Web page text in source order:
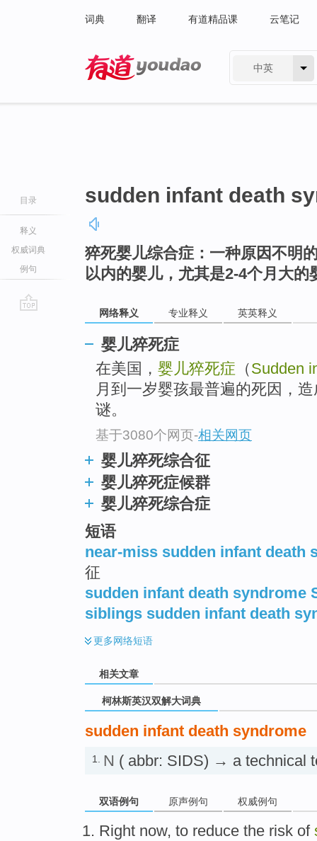
词典 翻译 有道精品课 云笔记
中英
目录
释义
权威词典
例句
sudden infant death
猝死婴儿综合症：一种原因不明
以内的婴儿，尤其是2-4个月大的
网络释义 专业释义 英英释义
婴儿猝死症
在美国， 婴儿猝死症 （Sudden
月到一岁婴孩最普遍的死因，
谜。
基于3080个网页-相关网页
婴儿猝死综合征
婴儿猝死症候群
婴儿猝死综合症
短语
near-miss sudden infant death
征
sudden infant death syndrome
siblings sudden infant death
更多网络短语
相关文章
柯林斯英汉双解大词典
sudden infant death syndrome
1. N ( abbr: SIDS) → a technical
双语例句 原声例句 权威例句
Right now, to reduce the risk of